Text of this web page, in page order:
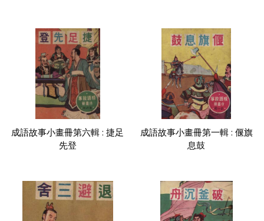
成語故事小畫冊第六輯 : 捷足
先登
成語故事小畫冊第一輯 : 偃旗
息鼓